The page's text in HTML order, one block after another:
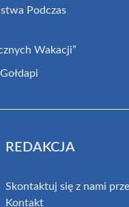
Podczas
Wakacji”
REDAKCJA
Skontaktuj się z nami
Kontakt